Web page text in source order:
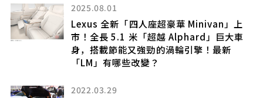
2025.08.01
Lexus 全新「四人座超豪華 Minivan」上
市！全長 5.1 米「超越 Alphard」巨大車
身，搭載節能又強勁的渦輪引擎！最新
「LM」有哪些改變？
2022.03.29